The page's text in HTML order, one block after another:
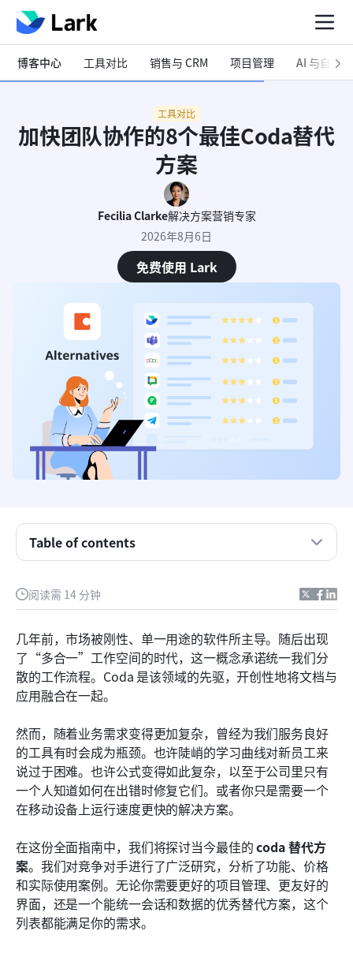
博客中心 工具对比 销售与 CRM 项目管理 AI 与自动化
工具对比
加快团队协作的8个最佳Coda替代
方案
Fecilia Clarke解决方案营销专家
2026年8月6日
免费使用 Lark
阅读需 14 分钟
几年前，市场被刚性、单一用途的软件所主导。随后出现
了“多合一”工作空间的时代，这一概念承诺统一我们分
散的工作流程。Coda 是该领域的先驱，开创性地将文档与
应用融合在一起。
然而，随着业务需求变得更加复杂，曾经为我们服务良好
的工具有时会成为瓶颈。也许陡峭的学习曲线对新员工来
说过于困难。也许公式变得如此复杂，以至于公司里只有
一个人知道如何在出错时修复它们。或者你只是需要一个
在移动设备上运行速度更快的解决方案。
在这份全面指南中，我们将探讨当今最佳的 coda 替代方
案。我们对竞争对手进行了广泛研究，分析了功能、价格
和实际使用案例。无论你需要更好的项目管理、更友好的
界面，还是一个能统一会话和数据的优秀替代方案，这个
列表都能满足你的需求。
Table of contents
什么是Coda？
理解局限性：为什么要寻找替代方案？
赋能您的团队的8个最佳Coda替代方案
结论
常见问题
相关阅读